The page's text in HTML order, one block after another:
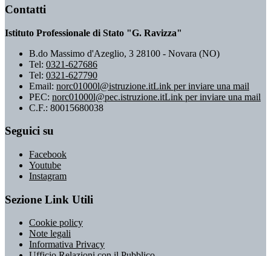
Contatti
Istituto Professionale di Stato "G. Ravizza"
B.do Massimo d'Azeglio, 3 28100 - Novara (NO)
Tel: 0321-627686
Tel: 0321-627790
Email: norc01000l@istruzione.itLink per inviare una mail
PEC: norc01000l@pec.istruzione.itLink per inviare una mail
C.F.: 80015680038
Seguici su
Facebook
Youtube
Instagram
Sezione Link Utili
Cookie policy
Note legali
Informativa Privacy